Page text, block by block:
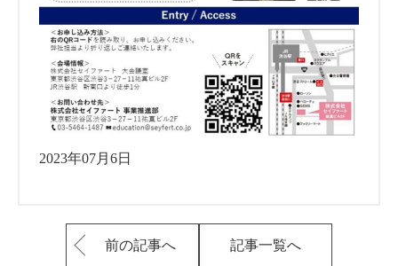
2023年07月6日
前の記事へ 記事一覧へ